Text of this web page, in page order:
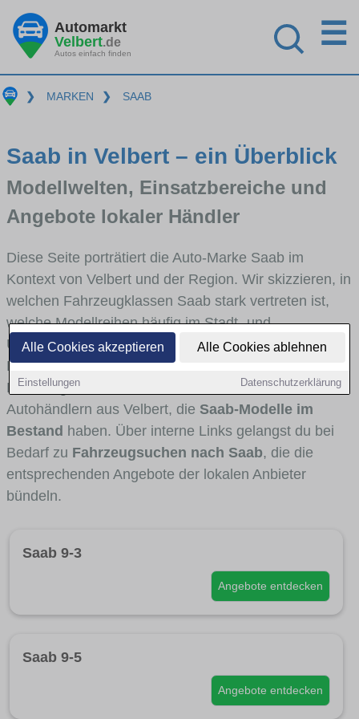
Alle Cookies akzeptieren Alle Cookies ablehnen
Einstellungen Datenschutzerklärung
Automarkt
Velbert.de
Autos einfach finden
☰
❯ MARKEN ❯ SAAB
Saab in Velbert – ein Überblick
Modellwelten, Einsatzbereiche und
Angebote lokaler Händler
Diese Seite porträtiert die Auto-Marke Saab im
Kontext von Velbert und der Region. Wir skizzieren, in
welchen Fahrzeugklassen Saab stark vertreten ist,
welche Modellreihen häufig im Stadt- und
Umlandverkehr zu sehen sind und für welche
Fahrertypen die Marke interessant ist. Viele
Fahrzeuge stammen von Autohäusern und
Autohändlern aus Velbert, die Saab-Modelle im
Bestand haben. Über interne Links gelangst du bei
Bedarf zu Fahrzeugsuchen nach Saab, die die
entsprechenden Angebote der lokalen Anbieter
bündeln.
Saab 9-3
Angebote entdecken
Saab 9-5
Angebote entdecken